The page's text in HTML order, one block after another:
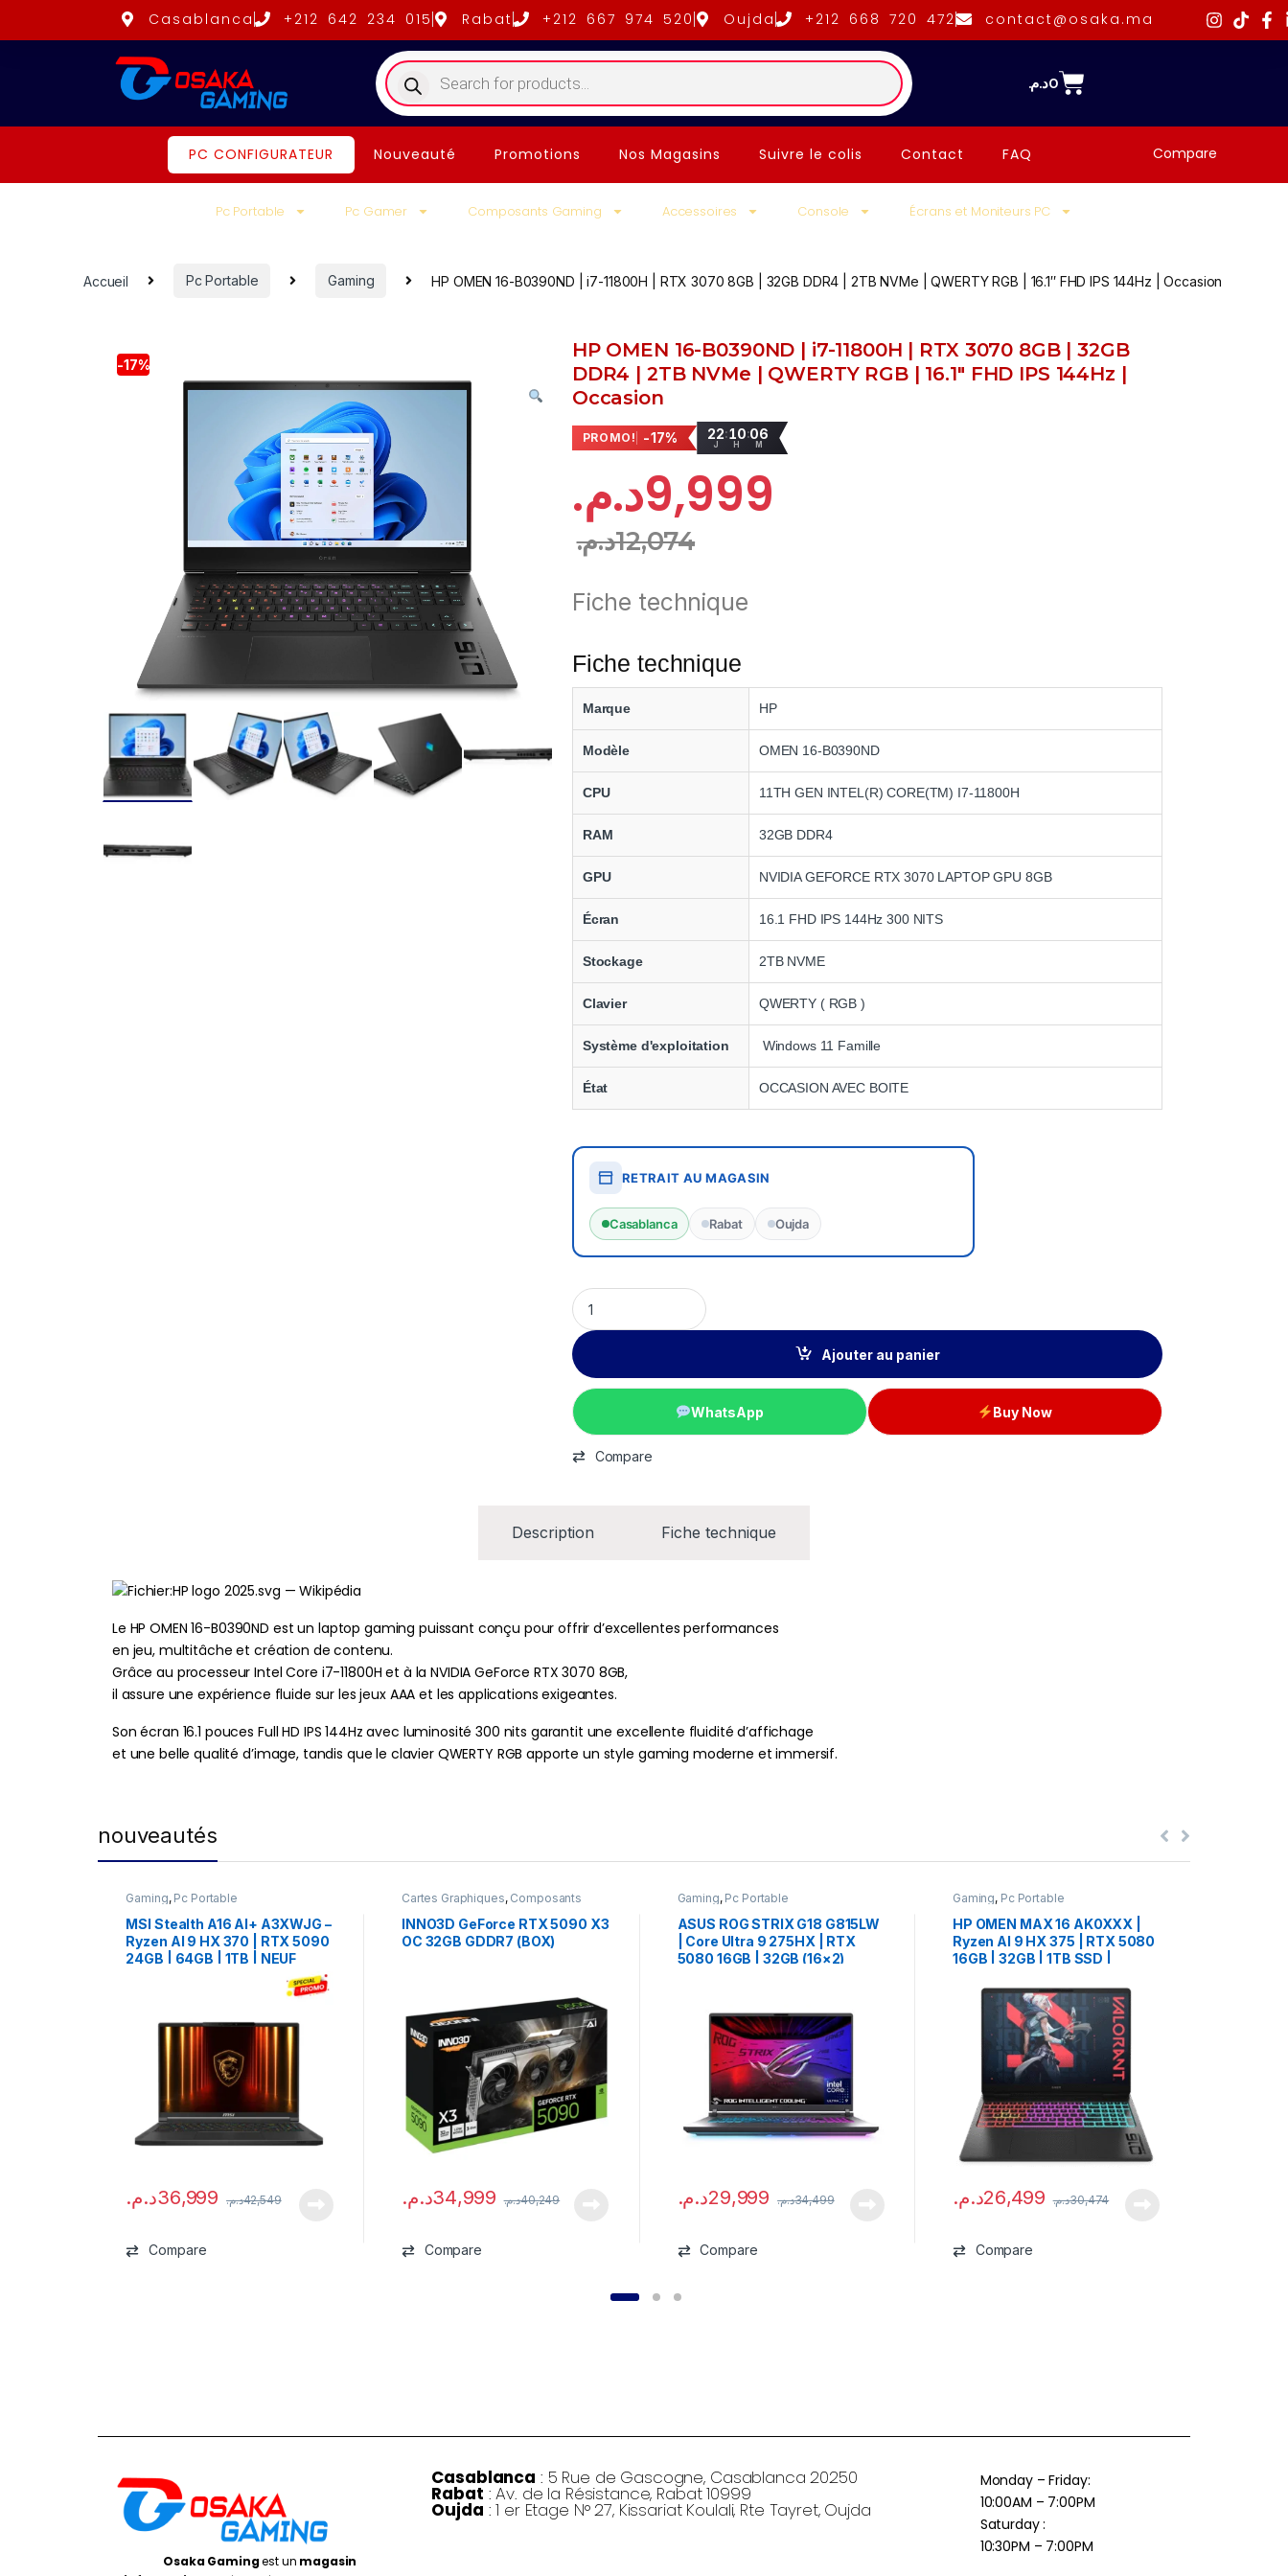
Casablanca +212 642 234 015 Rabat +212 667 974 520 Oujda +212 668 720 472 contact@osaka.ma
0د.م.
PC CONFIGURATEUR Nouveauté Promotions Nos Magasins Suivre le colis Contact FAQ Compare
Pc Portable Pc Gamer Composants Gaming Accessoires Console Écrans et Moniteurs PC
Accueil Pc Portable Gaming HP OMEN 16-B0390ND | i7-11800H | RTX 3070 8GB | 32GB DDR4 | 2TB NVMe | QWERTY RGB | 16.1″ FHD IPS 144Hz | Occasion
-17%
HP OMEN 16-B0390ND | i7-11800H | RTX 3070 8GB | 32GB
DDR4 | 2TB NVMe | QWERTY RGB | 16.1″ FHD IPS 144Hz |
Occasion
PROMO! -17% 22
J
:10
H
:06
M
9,999د.م.
12,074د.م.
Fiche technique
Fiche technique
Marque HP
Modèle OMEN 16-B0390ND
CPU 11TH GEN INTEL(R) CORE(TM) I7-11800H
RAM 32GB DDR4
GPU NVIDIA GEFORCE RTX 3070 LAPTOP GPU 8GB
Écran 16.1 FHD IPS 144Hz 300 NITS
Stockage 2TB NVME
Clavier QWERTY ( RGB )
Système d'exploitation Windows 11 Famille
État OCCASION AVEC BOITE
RETRAIT AU MAGASIN
Casablanca Rabat Oujda
Ajouter au panier
WhatsApp Buy Now
Compare
Description Fiche technique
Le HP OMEN 16-B0390ND est un laptop gaming puissant conçu pour offrir d’excellentes performances
en jeu, multitâche et création de contenu.
Grâce au processeur Intel Core i7-11800H et à la NVIDIA GeForce RTX 3070 8GB,
il assure une expérience fluide sur les jeux AAA et les applications exigeantes.
Son écran 16.1 pouces Full HD IPS 144Hz avec luminosité 300 nits garantit une excellente fluidité d’affichage
et une belle qualité d’image, tandis que le clavier QWERTY RGB apporte un style gaming moderne et immersif.
nouveautés
Gaming, Pc Portable
MSI Stealth A16 AI+ A3XWJG –
Ryzen AI 9 HX 370 | RTX 5090
24GB | 64GB | 1TB | NEUF
36,999د.م. 42,549د.م.
Compare
Cartes Graphiques, Composants
NVIDIA
INNO3D GeForce RTX 5090 X3
OC 32GB GDDR7 (BOX)
34,999د.م. 40,249د.م.
Compare
Gaming, Pc Portable
ASUS ROG STRIX G18 G815LW
| Core Ultra 9 275HX | RTX
5080 16GB | 32GB (16×2)
| NEUF
29,999د.م. 34,499د.م.
Compare
Gaming, Pc Portable
HP OMEN MAX 16 AK0XXX |
Ryzen AI 9 HX 375 | RTX 5080
16GB | 32GB | 1TB SSD |
240Hz | NEUF
26,499د.م. 30,474د.م.
Compare
Osaka Gamingest un magasin
Casablanca : 5 Rue de Gascogne, Casablanca 20250
Rabat : Av. de la Résistance, Rabat 10999
Oujda : 1 er Etage N° 27, Kissariat Koulali, Rte Tayret, Oujda
Monday – Friday:
10:00AM – 7:00PM
Saturday :
10:30PM – 7:00PM